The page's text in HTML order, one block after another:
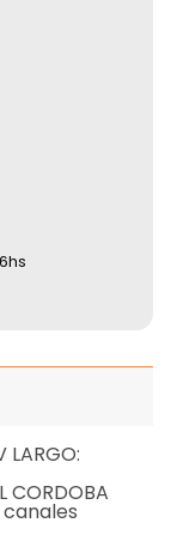
LARGO:
CORDOBA
canales